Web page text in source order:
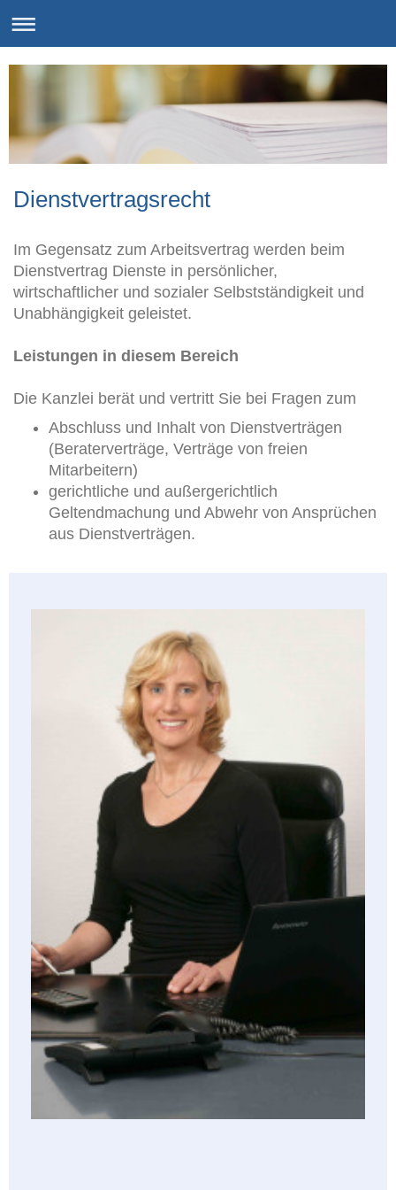
Dienstvertragsrecht
Im Gegensatz zum Arbeitsvertrag werden beim
Dienstvertrag Dienste in persönlicher,
wirtschaftlicher und sozialer Selbstständigkeit und
Unabhängigkeit geleistet.
Leistungen in diesem Bereich
Die Kanzlei berät und vertritt Sie bei Fragen zum
Abschluss und Inhalt von Dienstverträgen
(Beraterverträge, Verträge von freien
Mitarbeitern)
gerichtliche und außergerichtlich
Geltendmachung und Abwehr von Ansprüchen
aus Dienstverträgen.